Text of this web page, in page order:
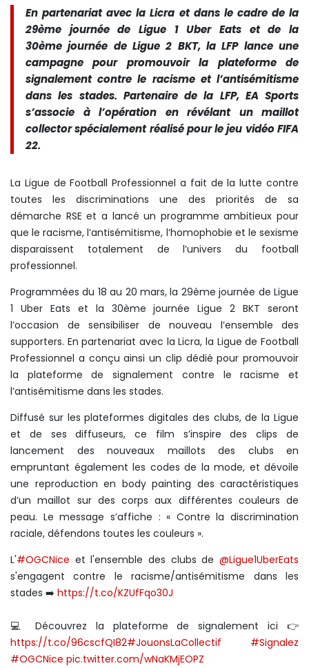
En partenariat avec la Licra et dans le cadre de la
29ème journée de Ligue 1 Uber Eats et de la
30ème journée de Ligue 2 BKT, la LFP lance une
campagne pour promouvoir la plateforme de
signalement contre le racisme et l’antisémitisme
dans les stades. Partenaire de la LFP, EA Sports
s’associe à l’opération en révélant un maillot
collector spécialement réalisé pour le jeu vidéo FIFA
22.
La Ligue de Football Professionnel a fait de la lutte contre
toutes les discriminations une des priorités de sa
démarche RSE et a lancé un programme ambitieux pour
que le racisme, l’antisémitisme, l’homophobie et le sexisme
disparaissent totalement de l’univers du football
professionnel.
Programmées du 18 au 20 mars, la 29ème journée de Ligue
1 Uber Eats et la 30ème journée Ligue 2 BKT seront
l’occasion de sensibiliser de nouveau l’ensemble des
supporters. En partenariat avec la Licra, la Ligue de Football
Professionnel a conçu ainsi un clip dédié pour promouvoir
la plateforme de signalement contre le racisme et
l’antisémitisme dans les stades.
Diffusé sur les plateformes digitales des clubs, de la Ligue
et de ses diffuseurs, ce film s’inspire des clips de
lancement des nouveaux maillots des clubs en
empruntant également les codes de la mode, et dévoile
une reproduction en body painting des caractéristiques
d’un maillot sur des corps aux différentes couleurs de
peau. Le message s’affiche : « Contre la discrimination
raciale, défendons toutes les couleurs ».
L'#OGCNice et l'ensemble des clubs de @Ligue1UberEats
s'engagent contre le racisme/antisémitisme dans les
stades ➡️ https://t.co/KZUfFqo30J
💻 Découvrez la plateforme de signalement ici 👉
https://t.co/96cscfQI82#JouonsLaCollectif
#Signalez
#OGCNice pic.twitter.com/wNaKMjEOPZ